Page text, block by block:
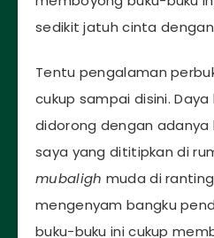
sedikit jatuh cinta dengan
Tentu pengalaman
cukup sampai disini.
didorong dengan adanya
saya yang dititipkan di
mubaligh muda di
mengenyam bangku
buku-buku ini cukup